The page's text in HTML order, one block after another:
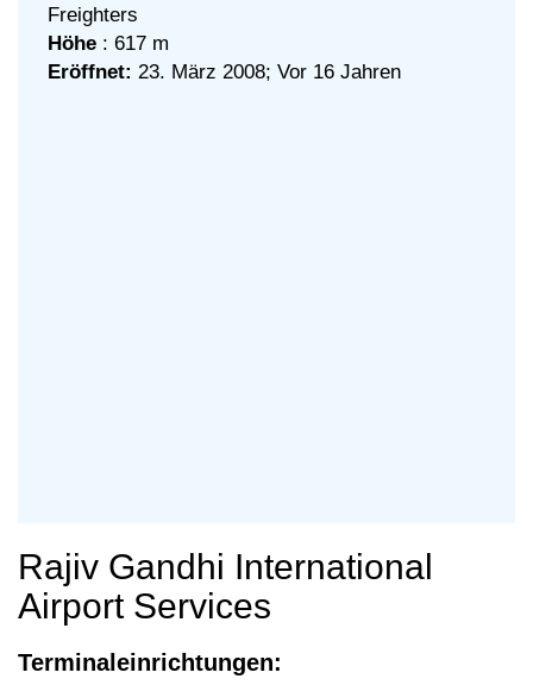
Freighters
Höhe : 617 m
Eröffnet: 23. März 2008; Vor 16 Jahren
Rajiv Gandhi International
Airport Services
Terminaleinrichtungen: